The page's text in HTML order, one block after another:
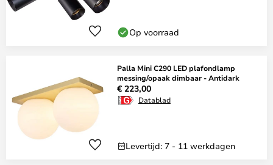
Op voorraad
Palla Mini C290 LED plafondlamp
messing/opaak dimbaar - Antidark
€ 223,00
Datablad
Levertijd: 7 - 11 werkdagen